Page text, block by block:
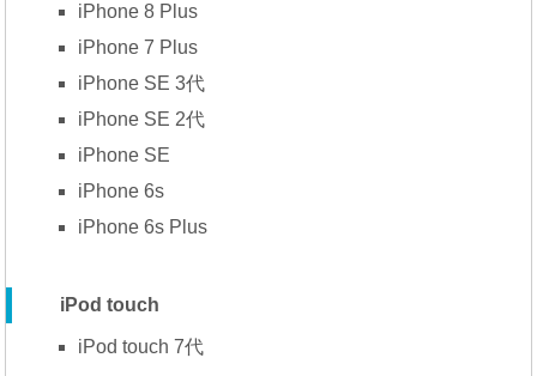
iPhone 8 Plus
iPhone 7 Plus
iPhone SE 3代
iPhone SE 2代
iPhone SE
iPhone 6s
iPhone 6s Plus
iPod touch
iPod touch 7代